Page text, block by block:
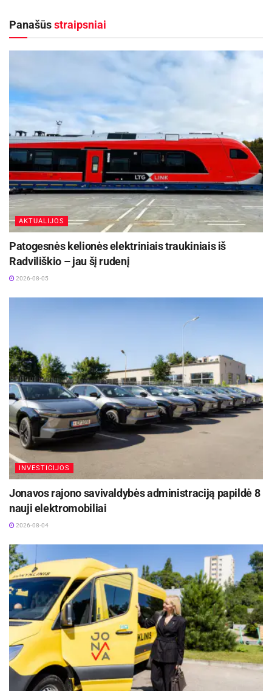
Nuo rugpjūčio 10 dienos keisis eismas Panevėžio
Vakarinės gatvės atkarpoje
Šalia Baisogalos prasidėjo ilgai laukto kelio
Šaltinis: Švenčionių rajono savivaldybės administracija
Panašūsstraipsniai
AKTUALIJOS
Patogesnės kelionės elektriniais traukiniais iš
Radviliškio – jau šį rudenį
2026-08-05
INVESTICIJOS
Jonavos rajono savivaldybės administraciją papildė 8
nauji elektromobiliai
2026-08-04